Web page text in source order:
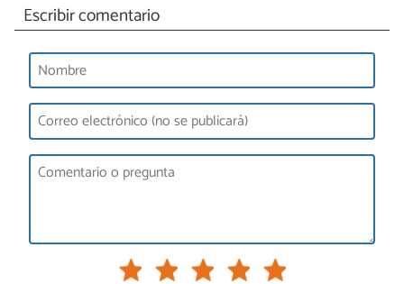
Escribir comentario